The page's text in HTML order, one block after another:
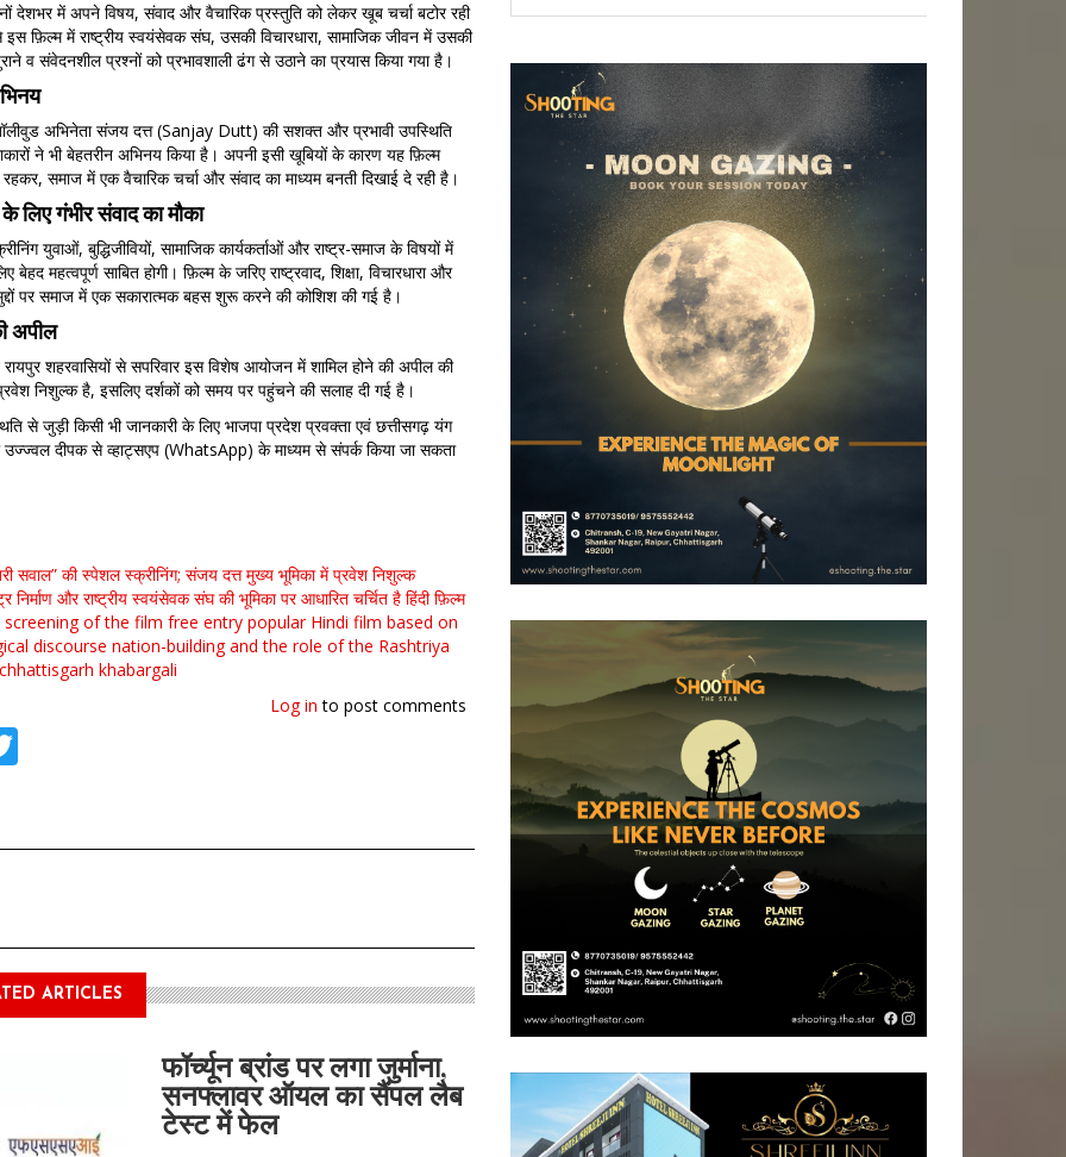
देशभर में अपने विषय, संवाद और वैचारिक प्रस्तुति को लेकर खूब चर्चा बटोर रही
फ़िल्म में राष्ट्रीय स्वयंसेवक संघ, उसकी विचारधारा, सामाजिक जीवन में उसकी
व संवेदनशील प्रश्नों को प्रभावशाली ढंग से उठाने का प्रयास किया गया है।
अभिनेता संजय दत्त (Sanjay Dutt) की सशक्त और प्रभावी उपस्थिति
ने भी बेहतरीन अभिनय किया है। अपनी इसी खूबियों के कारण यह फ़िल्म
समाज में एक वैचारिक चर्चा और संवाद का माध्यम बनती दिखाई दे रही है।
लिए गंभीर संवाद का मौका
युवाओं, बुद्धिजीवियों, सामाजिक कार्यकर्ताओं और राष्ट्र-समाज के विषयों में
महत्वपूर्ण साबित होगी। फ़िल्म के जरिए राष्ट्रवाद, शिक्षा, विचारधारा और
पर समाज में एक सकारात्मक बहस शुरू करने की कोशिश की गई है।
अपील
शहरवासियों से सपरिवार इस विशेष आयोजन में शामिल होने की अपील की
निशुल्क है, इसलिए दर्शकों को समय पर पहुंचने की सलाह दी गई है।
से जुड़ी किसी भी जानकारी के लिए भाजपा प्रदेश प्रवक्ता एवं छत्तीसगढ़ यंग
दीपक से व्हाट्सएप (WhatsApp) के माध्यम से संपर्क किया जा सकता
सवाल” की स्पेशल स्क्रीनिंग; संजय दत्त मुख्य भूमिका में प्रवेश निशुल्क
निर्माण और राष्ट्रीय स्वयंसेवक संघ की भूमिका पर आधारित चर्चित है हिंदी फ़िल्म
screening of the film free entry popular Hindi film based on
discourse nation-building and the role of the Rashtriya
chhattisgarh khabargali
Log in to post comments
ARTICLES
फॉर्च्यून ब्रांड पर लगा जुर्माना,
सनफ्लावर ऑयल का सैंपल लैब
टेस्ट में फेल